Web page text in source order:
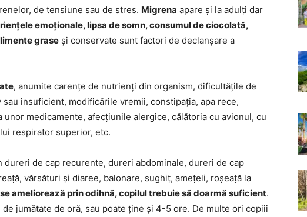
de tensiune sau de stres. Migrena apare și la adulți dar
emoționale, lipsa de somn, consumul de ciocolată,
grase și conservate sunt factori de declanșare a
, anumite carențe de nutrienți din organism, dificultățile de
insuficient, modificările vremii, constipația, apa rece,
medicamente, afecțiunile alergice, călătoria cu avionul, cu
respirator superior, etc.
dureri de cap recurente, dureri abdominale, dureri de cap
vărsături și diaree, balonare, sughiț, amețeli, roșeață la
ameliorează prin odihnă, copilul trebuie să doarmă suficient.
jumătate de oră, sau poate ține și 4-5 ore. De multe ori copiii